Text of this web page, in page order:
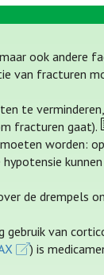
ook andere
van fracturen
te
fracturen gaat).
worden:
de drempels
gebruik van
) is